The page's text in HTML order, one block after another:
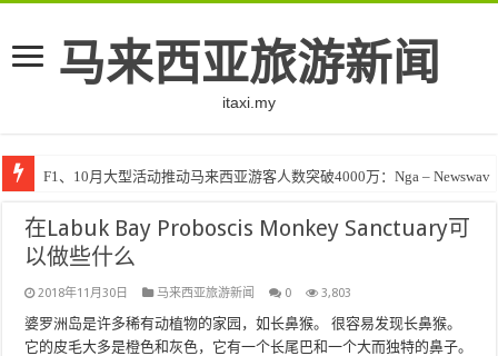
马来西亚旅游新闻
itaxi.my
F1、10月大型活动推动马来西亚游客人数突破4000万：Nga – Newswav
在Labuk Bay Proboscis Monkey Sanctuary可
以做些什么
2018年11月30日 马来西亚旅游新闻 0 3,803
婆罗洲岛是许多稀有动植物的家园，如长鼻猴。 很容易发现长鼻猴。
它的皮毛大多是橙色和灰色，它有一个长尾巴和一个大而独特的鼻子。